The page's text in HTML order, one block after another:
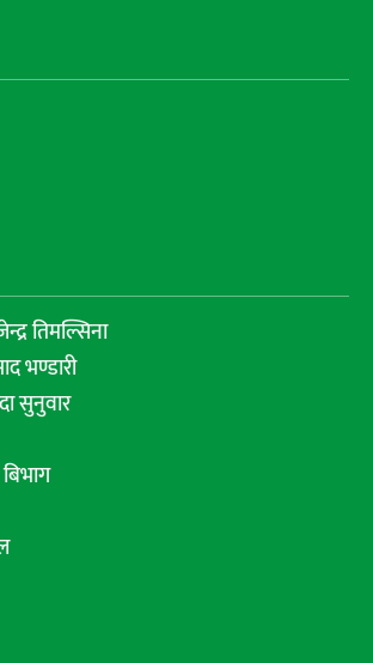
तिमल्सिना
भण्डारी
सुनुवार